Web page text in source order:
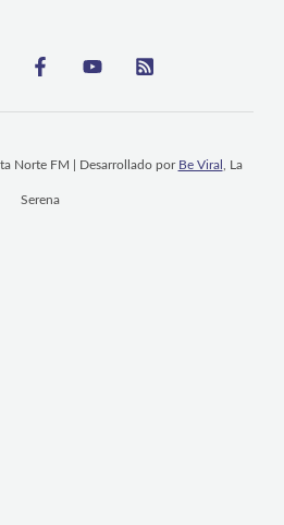
Norte FM | Desarrollado por Be Viral , La
Serena